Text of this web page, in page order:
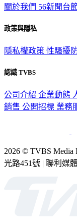
關於我們 56新聞台
政策與隱私
隱私權政策 性騷擾
認識 TVBS
公司介紹 企業動態
銷售 公開招標 業務
2026 © TVBS Media
光路451號 | 聯利媒